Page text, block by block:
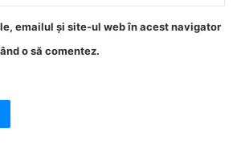
emailul și site-ul web în acest navigator
o să comentez.